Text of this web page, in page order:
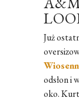
Już
odsłon i
oko.